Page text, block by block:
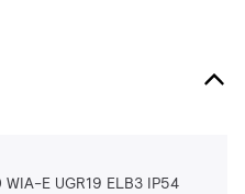
E UGR19 ELB3 IP54